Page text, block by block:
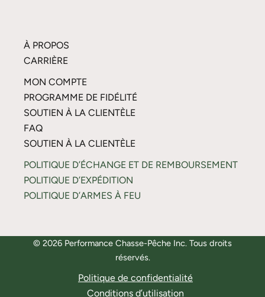
À PROPOS
CARRIÈRE
MON COMPTE
PROGRAMME DE FIDÉLITÉ
SOUTIEN À LA CLIENTÈLE
FAQ
SOUTIEN À LA CLIENTÈLE
POLITIQUE D’ÉCHANGE ET DE REMBOURSEMENT
POLITIQUE D’EXPÉDITION
POLITIQUE D’ARMES À FEU
© 2026 Performance Chasse-Pêche Inc. Tous droits
réservés.
Politique de confidentialité
Conditions d’utilisation